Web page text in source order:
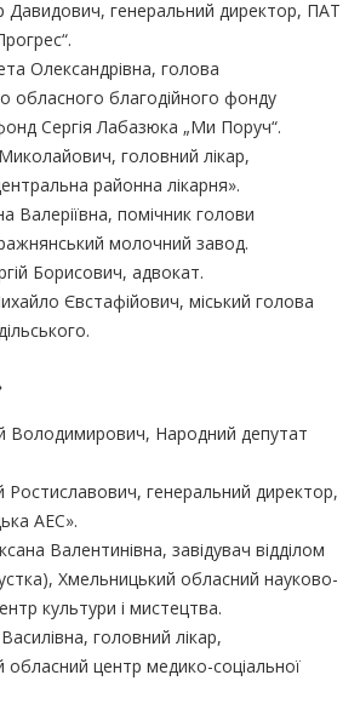
Давидович, генеральний директор, ПАТ
Олександрівна, голова
обласного благодійного фонду
Сергія Лабазюка „Ми Поруч“.
головний лікар,
районна лікарня».
Валеріївна, помічник голови
молочний завод.
Борисович, адвокат.
Євстафійович, міський голова
Володимирович, Народний депутат
Ростиславович, генеральний директор,
АЕС».
Валентинівна, завідувач відділом
Хмельницький обласний науково-
культури і мистецтва.
головний лікар,
обласний центр медико-соціальної